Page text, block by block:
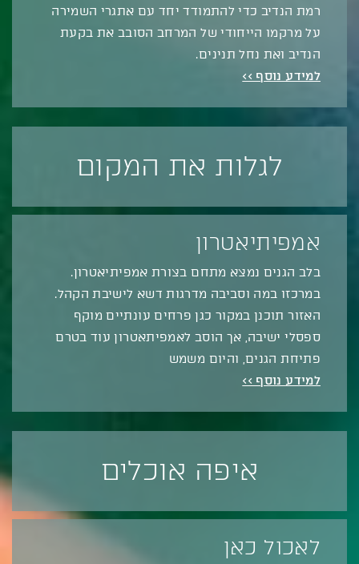
רמת הנדיב כדי להתמודד יחד עם אתגרי השמירה
על מרקמו הייחודי של המרחב הסובב את בקעת
הנדיב ואת נחל תנינים.
למידע נוסף >>
לגלות את המקום
אמפיתיאטרון
בלב הגנים נמצא מתחם בצורת אמפיתיאטרון.
במרכזו במה וסביבה מדרגות דשא לישיבת הקהל.
האזור תוכנן במקור כגן פרחים עונתיים מוקף
ספסלי ישיבה, אך הוסב לאמפיתאטרון עוד בטרם
פתיחת הגנים, והיום משמש
למידע נוסף >>
איפה אוכלים
לאכול כאן